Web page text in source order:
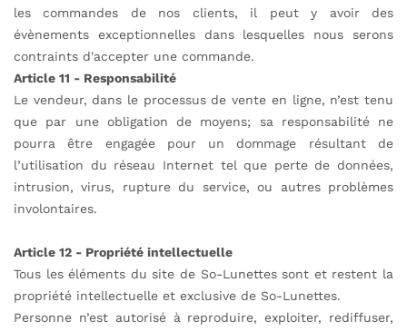
les commandes de nos clients, il peut y avoir des
évènements exceptionnelles dans lesquelles nous serons
contraints d'accepter une commande.
Article 11 - Responsabilité
Le vendeur, dans le processus de vente en ligne, n’est tenu
que par une obligation de moyens; sa responsabilité ne
pourra être engagée pour un dommage résultant de
l’utilisation du réseau Internet tel que perte de données,
intrusion, virus, rupture du service, ou autres problèmes
involontaires.
Article 12 - Propriété intellectuelle
Tous les éléments du site de So-Lunettes sont et restent la
propriété intellectuelle et exclusive de So-Lunettes.
Personne n’est autorisé à reproduire, exploiter, rediffuser,